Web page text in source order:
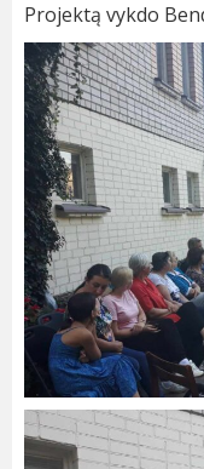
Projektą vykdo